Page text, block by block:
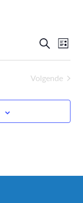
Zoeken
en
Zoeken
Lijst
Volgende